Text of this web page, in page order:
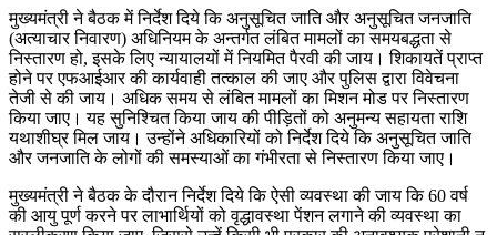
मुख्यमंत्री ने बैठक में निर्देश दिये कि अनुसूचित जाति और अनुसूचित जनजाति
(अत्याचार निवारण) अधिनियम के अन्तर्गत लंबित मामलों का समयबद्धता से
निस्तारण हो, इसके लिए न्यायालयों में नियमित पैरवी की जाय। शिकायतें प्राप्त
होने पर एफआईआर की कार्यवाही तत्काल की जाए और पुलिस द्वारा विवेचना
तेजी से की जाय। अधिक समय से लंबित मामलों का मिशन मोड पर निस्तारण
किया जाए। यह सुनिश्चित किया जाय की पीड़ितों को अनुमन्य सहायता राशि
यथाशीघ्र मिल जाय। उन्होंने अधिकारियों को निर्देश दिये कि अनुसूचित जाति
और जनजाति के लोगों की समस्याओं का गंभीरता से निस्तारण किया जाए।
मुख्यमंत्री ने बैठक के दौरान निर्देश दिये कि ऐसी व्यवस्था की जाय कि 60 वर्ष
की आयु पूर्ण करने पर लाभार्थियों को वृद्धावस्था पेंशन लगाने की व्यवस्था का